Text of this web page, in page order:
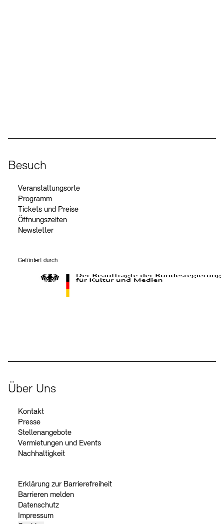
Besuch
Veranstaltungsorte
Programm
Tickets und Preise
Öffnungszeiten
Newsletter
Gefördert durch
Über Uns
Kontakt
Presse
Stellenangebote
Vermietungen und Events
Nachhaltigkeit
Erklärung zur Barrierefreiheit
Barrieren melden
Datenschutz
Impressum